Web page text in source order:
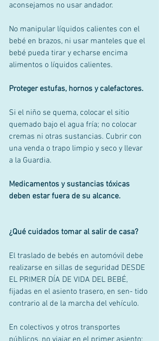
aconsejamos no usar andador.
No manipular líquidos calientes con el
bebé en brazos, ni usar manteles que el
bebé pueda tirar y echarse encima
alimentos o líquidos calientes.
Proteger estufas, hornos y calefactores.
Si el niño se quema, colocar el sitio
quemado bajo el agua fría; no colocar
cremas ni otras sustancias. Cubrir con
una venda o trapo limpio y seco y llevar
a la Guardia.
Medicamentos y sustancias tóxicas
deben estar fuera de su alcance.
¿Qué cuidados tomar al salir de casa?
El traslado de bebés en automóvil debe
realizarse en sillas de seguridad DESDE
EL PRIMER DÍA DE VIDA DEL BEBÉ,
fijadas en el asiento trasero, en sen- tido
contrario al de la marcha del vehículo.
En colectivos y otros transportes